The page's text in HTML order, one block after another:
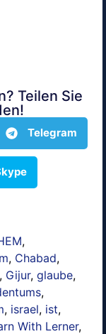
Teilen Sie
Telegram
,
, Chabad,
, Gijur, glaube,
,
, israel, ist,
With Lerner,